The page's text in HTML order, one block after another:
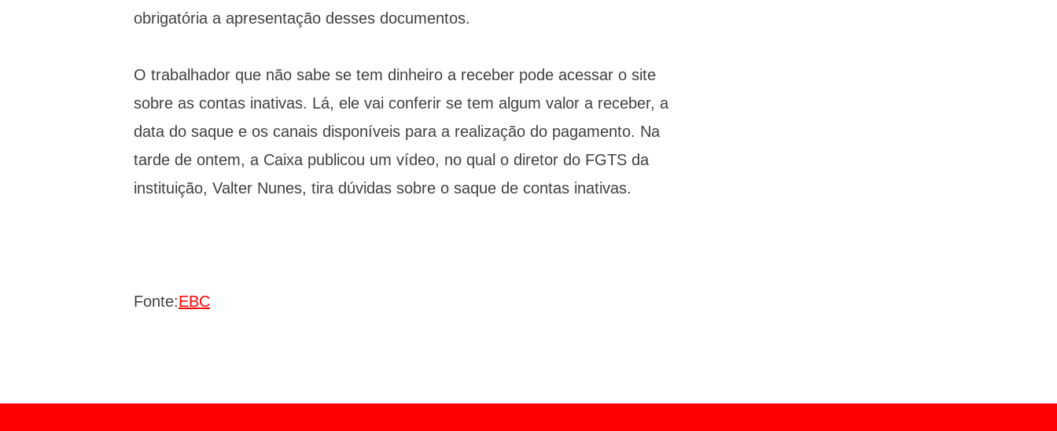
obrigatória a apresentação desses documentos.
O trabalhador que não sabe se tem dinheiro a receber pode acessar o site
sobre as contas inativas. Lá, ele vai conferir se tem algum valor a receber, a
data do saque e os canais disponíveis para a realização do pagamento. Na
tarde de ontem, a Caixa publicou um vídeo, no qual o diretor do FGTS da
instituição, Valter Nunes, tira dúvidas sobre o saque de contas inativas.
Fonte:EBC